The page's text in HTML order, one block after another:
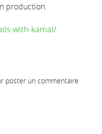
production.
with-kamal/
poster un commentaire